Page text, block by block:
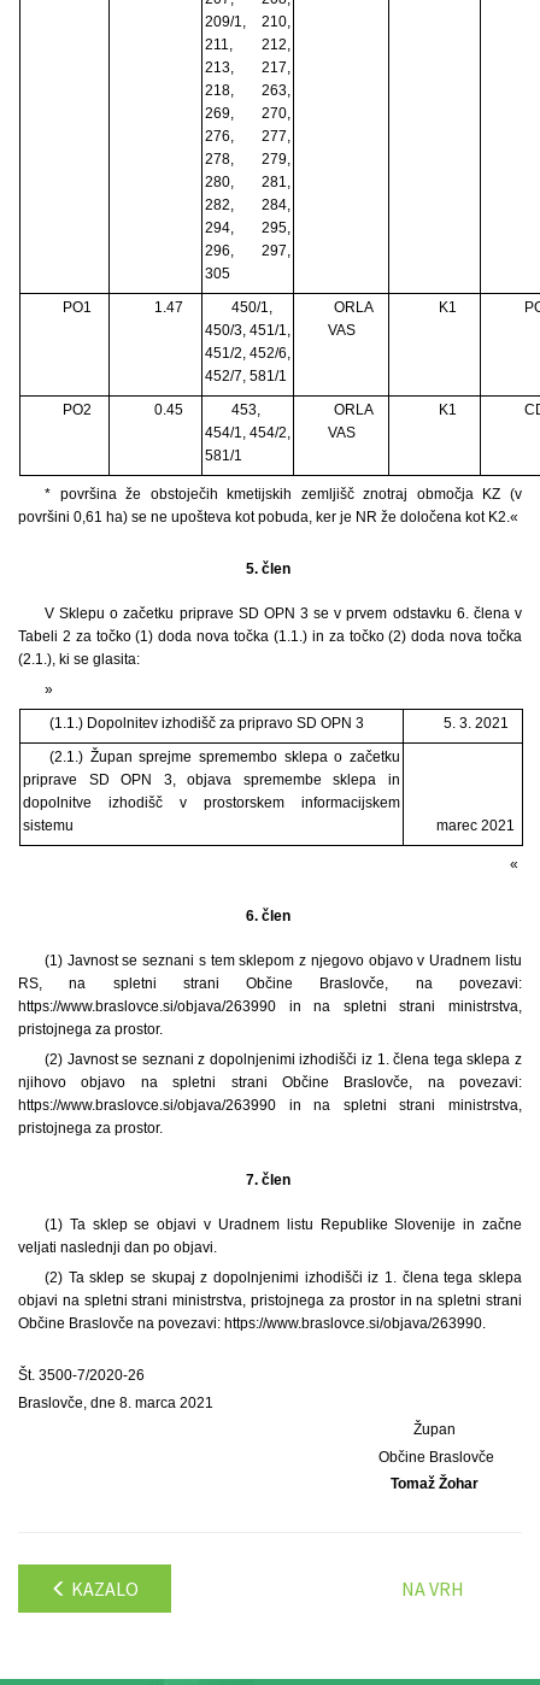
209/1, 210,
211, 212,
213, 217,
218, 263,
269, 270,
276, 277,
278, 279,
280, 281,
282, 284,
294, 295,
296, 297,
305
PO1
1.47
450/1,
450/3, 451/1,
451/2, 452/6,
452/7, 581/1
ORLA
VAS
K1
PO2 0.45
453,
454/1, 454/2,
581/1
ORLA
VAS
K1
* površina že obstoječih kmetijskih zemljišč znotraj območja KZ (v
površini 0,61 ha) se ne upošteva kot pobuda, ker je NR že določena kot K2.«
5. člen
V Sklepu o začetku priprave SD OPN 3 se v prvem odstavku 6. člena v
Tabeli 2 za točko (1) doda nova točka (1.1.) in za točko (2) doda nova točka
(2.1.), ki se glasita:
»
(1.1.) Dopolnitev izhodišč za pripravo SD OPN 3
5. 3. 2021
(2.1.) Župan sprejme spremembo sklepa o začetku
priprave SD OPN 3, objava spremembe sklepa in
dopolnitve izhodišč v prostorskem informacijskem
sistemu
marec 2021
«
6. člen
(1) Javnost se seznani s tem sklepom z njegovo objavo v Uradnem listu
RS, na spletni strani Občine Braslovče, na povezavi:
https://www.braslovce.si/objava/263990 in na spletni strani ministrstva,
pristojnega za prostor.
(2) Javnost se seznani z dopolnjenimi izhodišči iz 1. člena tega sklepa z
njihovo objavo na spletni strani Občine Braslovče, na povezavi:
https://www.braslovce.si/objava/263990 in na spletni strani ministrstva,
pristojnega za prostor.
7. člen
(1) Ta sklep se objavi v Uradnem listu Republike Slovenije in začne
veljati naslednji dan po objavi.
(2) Ta sklep se skupaj z dopolnjenimi izhodišči iz 1. člena tega sklepa
objavi na spletni strani ministrstva, pristojnega za prostor in na spletni strani
Občine Braslovče na povezavi: https://www.braslovce.si/objava/263990.
Št. 3500-7/2020-26
Braslovče, dne 8. marca 2021
Župan
Občine Braslovče
Tomaž Žohar
KAZALO NA VRH